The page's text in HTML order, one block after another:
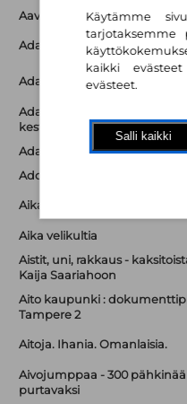
Aavesaaren arvoitus
Ada Gootti ja hiiren haamu
Ada Gootti ja Humisevan
Ada Gootti ja kuoloa
kestit
Ada Gootti ja synkeä sinfonia
Adoptiomatka
Aika - Suuren mysteerin jäljillä
Aika velikultia
Aistit, uni, rakkaus -
Kaija Saariahoon
Aito kaupunki :
Tampere 2
Aitoja. Ihania. Omanlaisia.
Aivojumppaa - 300 pähkinää
purtavaksi
Käytämme
tarjotaksemme
kaikki
evästeet.
Salli kaikki